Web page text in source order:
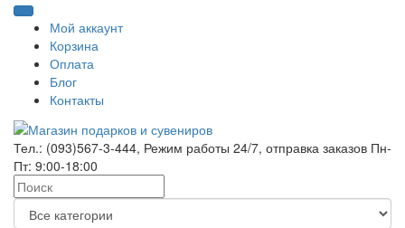
Мой аккаунт
Корзина
Оплата
Блог
Контакты
Тел.: (093)567-3-444, Режим работы 24/7, отправка заказов Пн-
Пт: 9:00-18:00